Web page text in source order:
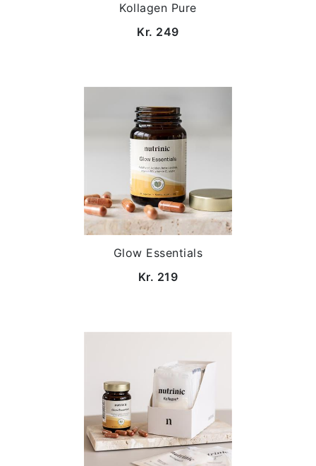
Kollagen Pure
Kr. 249
Glow Essentials
Kr. 219